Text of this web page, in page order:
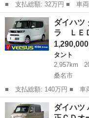
■ 支払総額: 32万円 ■ 車両本体価格： 280,000 円 ■ メーカー
名： ダイハツ ■ 車種名
Ｘ ３ヶ月自社保証 スマ
テ 電動格納ミラー...
三重 桑名市 ムーヴ
ダイハ
ラ ＬＥ
1,290,000
タント
2,957km
桑名市
■ 支払総額: 140万円 ■ 車両本体価格： 1,290,000 円 ■ メーカー
名： ダイハツ ■ 車種名
ィオレス Ｂカメラ ＬＥＤ
三重 桑名市 タント
ダイハツ